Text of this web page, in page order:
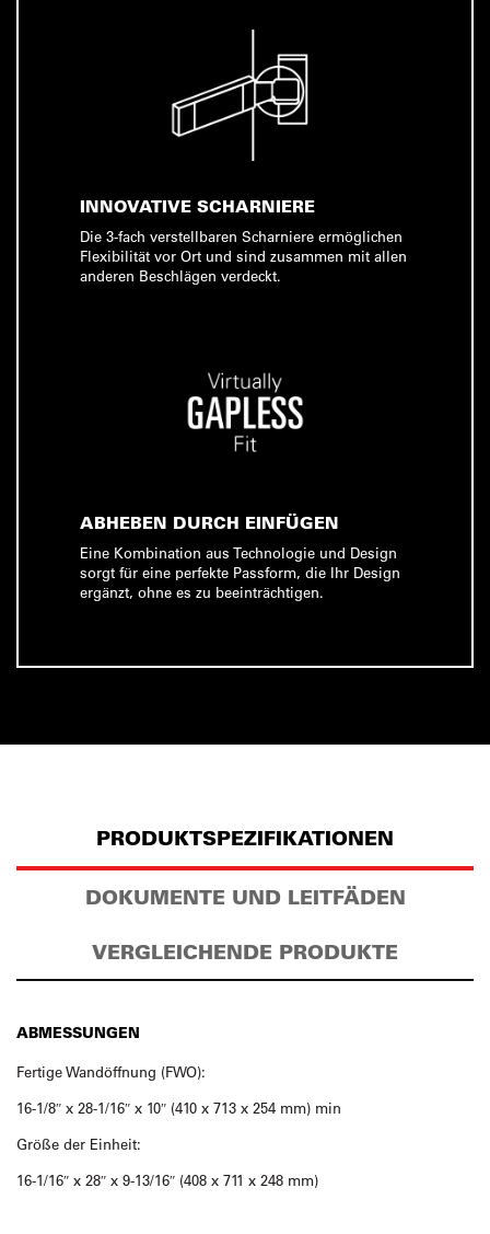
INNOVATIVE SCHARNIERE
Die 3-fach verstellbaren Scharniere ermöglichen
Flexibilität vor Ort und sind zusammen mit allen
anderen Beschlägen verdeckt.
ABHEBEN DURCH EINFÜGEN
Eine Kombination aus Technologie und Design
sorgt für eine perfekte Passform, die Ihr Design
ergänzt, ohne es zu beeinträchtigen.
PRODUKTSPEZIFIKATIONEN
DOKUMENTE UND LEITFÄDEN
VERGLEICHENDE PRODUKTE
ABMESSUNGEN
Fertige Wandöffnung (FWO):
16-1/8″ x 28-1/16″ x 10″ (410 x 713 x 254 mm) min
Größe der Einheit:
16-1/16″ x 28″ x 9-13/16″ (408 x 711 x 248 mm)